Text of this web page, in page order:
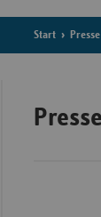
Start Presse